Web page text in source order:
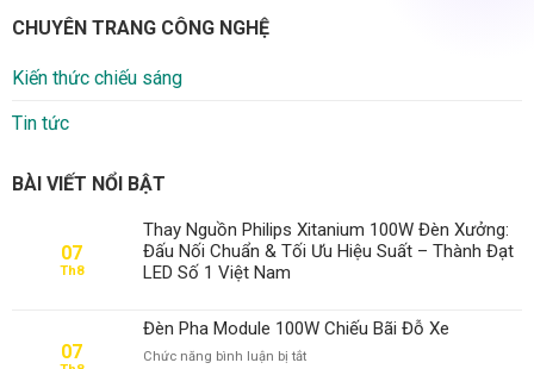
CHUYÊN TRANG CÔNG NGHỆ
Kiến thức chiếu sáng
Tin tức
BÀI VIẾT NỔI BẬT
07
Th8
Thay Nguồn Philips Xitanium 100W Đèn Xưởng:
Đấu Nối Chuẩn & Tối Ưu Hiệu Suất – Thành Đạt
LED Số 1 Việt Nam
07
Đèn Pha Module 100W Chiếu Bãi Đỗ Xe
Chức năng bình luận bị tắtở